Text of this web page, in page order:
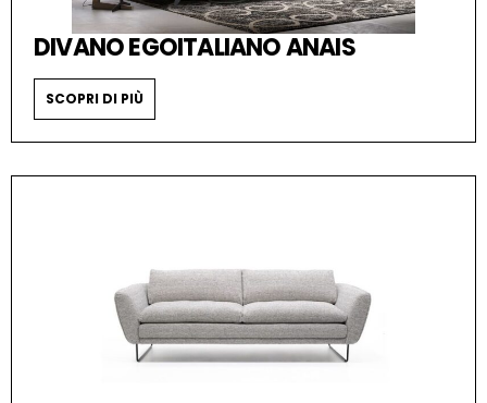
DIVANO EGOITALIANO ANAIS
SCOPRI DI PIÙ